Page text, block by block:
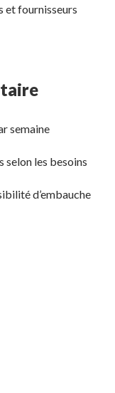
et fournisseurs
semaine
selon les besoins
d’embauche